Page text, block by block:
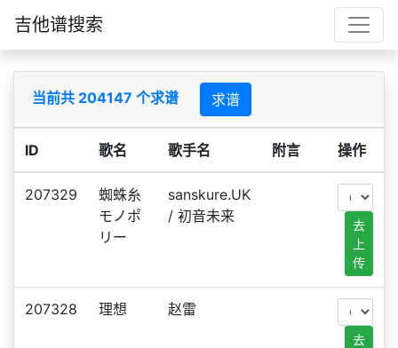
吉他谱搜索
当前共 204147 个求谱 求谱
ID 歌名 歌手名 附言 操作
207329
蜘蛛糸
モノポ
リー
sanskure.UK
/ 初音未来
去
上
传
207328 理想 赵雷
去